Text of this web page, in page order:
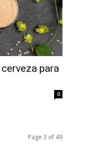
para
0
Page 3 of 49